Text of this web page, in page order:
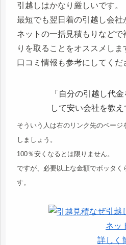
引越しはかなり厳しいです。
最短でも翌日着の引越し会社
ネットの一括見積もりなどで
りを取ることをオススメしま
口コミ情報も参考にしてくだ
「自分の引越し代
して安い会社を教え
そういう人は右のリンク先のページ
しましょう。
100％安くなるとは限りません。
ですが、必要以上な金額でボッタく
す。
なぜ引越
ネッ
詳しく